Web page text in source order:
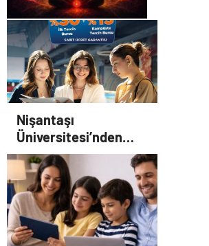
Zihnin Gizemli Sınırları ve
Ötesi : Nasılnedir.com
Nişantaşı
Üniversitesi’nden
2026 YKS Adaylarına
Çifte Güvence: Sabit
Ücret ve Kesintisiz
Burs